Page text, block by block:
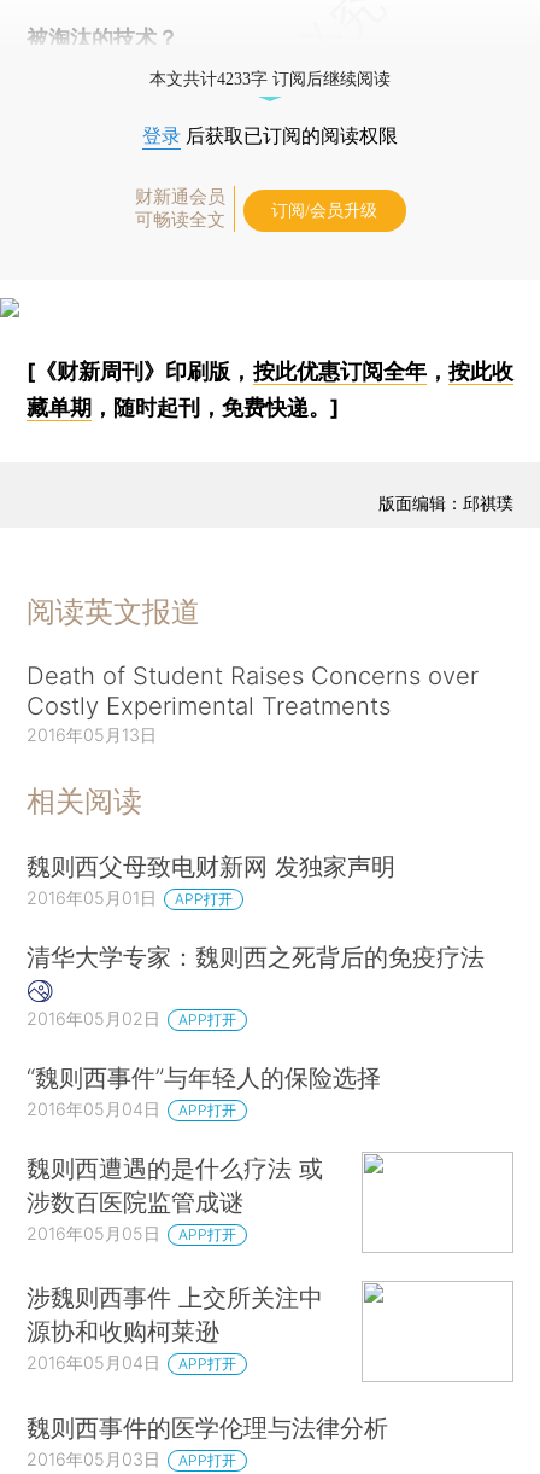
被淘汰的技术？
本文共计4233字 订阅后继续阅读
登录 后获取已订阅的阅读权限
财新通会员
可畅读全文
订阅/会员升级
[《财新周刊》印刷版， 按此优惠订阅全年， 按此收
藏单期 ，随时起刊，免费快递。]
版面编辑：邱祺璞
阅读英文报道
Death of Student Raises Concerns over
Costly Experimental Treatments
2016年05月13日
相关阅读
魏则西父母致电财新网 发独家声明
2016年05月01日 APP打开
清华大学专家：魏则西之死背后的免疫疗法
2016年05月02日 APP打开
“魏则西事件”与年轻人的保险选择
2016年05月04日 APP打开
魏则西遭遇的是什么疗法 或
涉数百医院监管成谜
2016年05月05日 APP打开
涉魏则西事件 上交所关注中
源协和收购柯莱逊
2016年05月04日 APP打开
魏则西事件的医学伦理与法律分析
2016年05月03日 APP打开